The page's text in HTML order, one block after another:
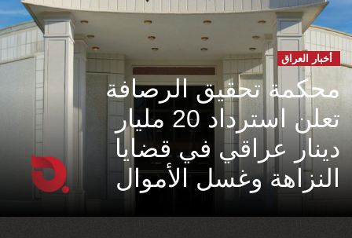
أخبار العراق
محكمة تحقيق الرصافة
تعلن استرداد 20 مليار
دينار عراقي في قضايا
النزاهة وغسل الأموال